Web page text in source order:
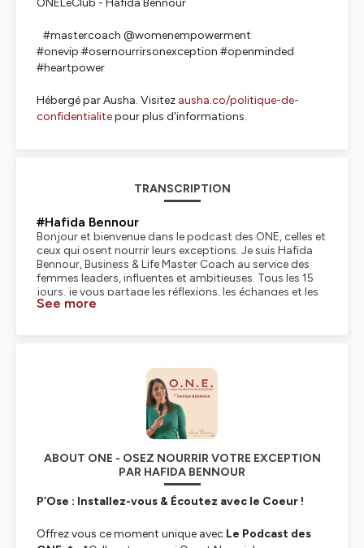
ONELeClub - Hafida Bennour
#mastercoach @womenempowerment
#onevip #osernourrirsonexception #openminded
#heartpower
Hébergé par Ausha. Visitez ausha.co/politique-de-
confidentialitepour plus d'informations.
TRANSCRIPTION
#Hafida Bennour
Bonjour et bienvenue dans le podcast des ONE, celles et
ceux qui osent nourrir leurs exceptions. Je suis Hafida
Bennour, Business & Life Master Coach au service des
femmes leaders, influentes et ambitieuses. Tous les 15
jours, je vous partage les réflexions, les échanges et les
clés qui, selon moi, Permettez de repasser number one
ensemble à transformer l'humanité, un acte d'amour à
la fois, à commencer par un pacte d'amour avec soi.
C'est pour réinitier le pouvoir de l'amour et non l'amour
du pouvoir dans vos business à succès que j'ai créé le
mouvement One. Je vous invite à rejoindre vous aussi ce
mouvement en vous abonnant maintenant au podcast
des ONEs, en le partageant et en laissant un avis 5
étoiles sur la plateforme de votre choix. Bonjour les
ONEs. Aujourd'hui, dans le podcast des ONEs, je suis
ravie d'accueillir une de mes mentors favoris, une amie
#Edith Lassiat
Bonjour Hafida, ravie d'être là.
See more
ABOUT ONE - OSEZ NOURRIR VOTRE EXCEPTION
PAR HAFIDA BENNOUR
P’Ose : Installez-vous & Écoutez avec le Coeur !
Offrez vous ce moment unique avec Le Podcast des